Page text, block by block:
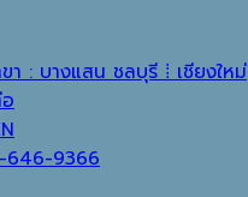
า : บางแสน ชลบุรี ⁞ เชียงใหม่
646-9366